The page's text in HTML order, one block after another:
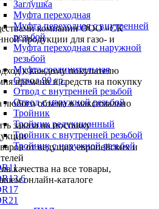
Заглушка
Муфта переходная
Муфта переходная с внутренней
резьбой
Муфта переходная с наружной
резьбой
Муфта соединительная
Отвод 90 гр.
Отвод с внутренней резьбой
Отвод с наружной резьбой
Тройник
Тройник редукционный
Тройник с внутренней резьбой
Тройник с наружной резьбой
компании ООО «СК
продукции для газо- и
к каждому покупателю
времени и средств на покупку
любого объёма в максимально
заказа на поставку
от ведущих европейских и
качества на все товары,
онлайн-каталоге